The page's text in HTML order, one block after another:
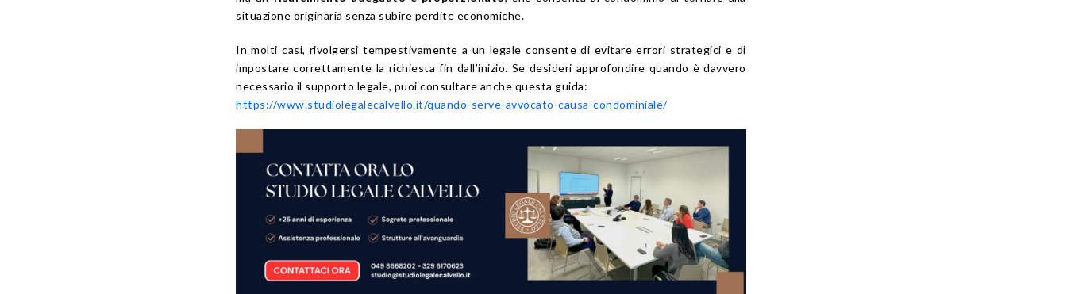
situazione originaria senza subire perdite economiche.
In molti casi, rivolgersi tempestivamente a un legale consente di evitare errori strategici e di
impostare correttamente la richiesta fin dall’inizio. Se desideri approfondire quando è davvero
necessario il supporto legale, puoi consultare anche questa guida:
https://www.studiolegalecalvello.it/quando-serve-avvocato-causa-condominiale/